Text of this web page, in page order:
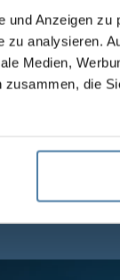
und Anzeigen
zu analysieren.
Medien,
die